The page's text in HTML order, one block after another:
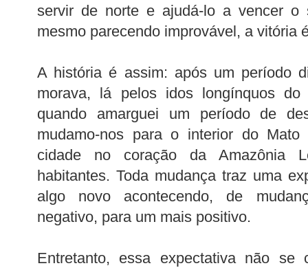
servir de norte e ajudá-lo a vencer o
mesmo parecendo improvável, a vitória
A história é assim: após um período
morava, lá pelos idos longínquos do
quando amarguei um período de
mudamo-nos para o interior do Mato
cidade no coração da Amazônia
habitantes. Toda mudança traz uma
algo novo acontecendo, de
negativo, para um mais positivo.
Entretanto, essa expectativa não se